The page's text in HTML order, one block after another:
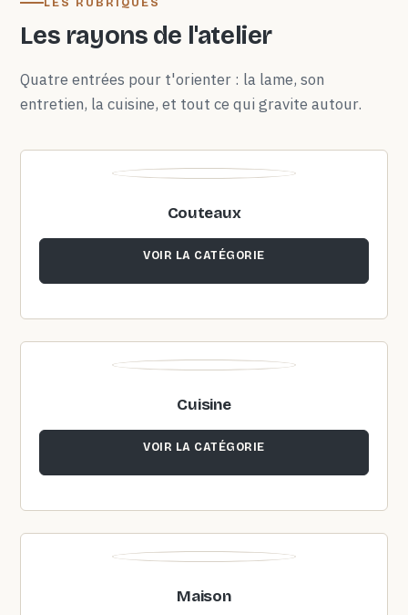
Les rayons de l'atelier
Quatre entrées pour t'orienter : la lame, son
entretien, la cuisine, et tout ce qui gravite autour.
Couteaux
VOIR LA CATÉGORIE
Cuisine
VOIR LA CATÉGORIE
Maison